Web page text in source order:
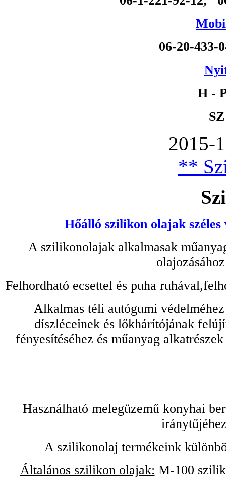
06-20-
H -
2015-
**
Hőálló szilikon olajak
A szilikonolajak alkalmasak
Felhordható ecsettel és puha
Alkalmas téli autógumi
díszléceinek és lőkhárítójának
fényesítéséhez és műanyag
Használható melegüzemű konyhai
A szilikonolaj termékeink
Általános szilikon olajak: M-100